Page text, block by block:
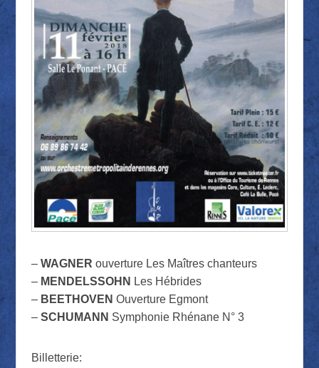
– WAGNER ouverture Les Maîtres chanteurs
– MENDELSSOHN Les Hébrides
– BEETHOVEN Ouverture Egmont
– SCHUMANN Symphonie Rhénane N° 3
Billetterie: